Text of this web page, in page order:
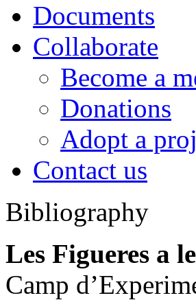
Documents
Collaborate
Become a
Donations
Adopt a
Contact us
Bibliography
Les Figueres a
Camp